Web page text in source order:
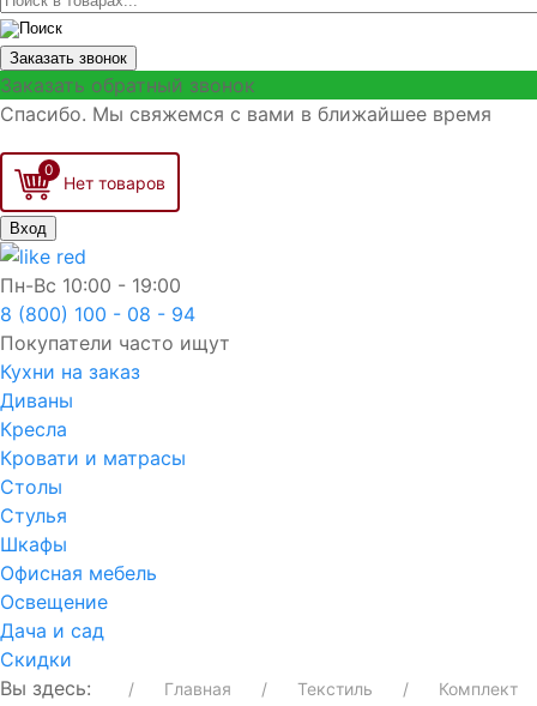
Заказать звонок
Заказать обратный звонок
Спасибо. Мы свяжемся с вами в ближайшее время
0
Вход
Пн-Вс 10:00 - 19:00
8 (800) 100 - 08 - 94
Покупатели часто ищут
Кухни на заказ
Диваны
Кресла
Кровати и матрасы
Столы
Стулья
Шкафы
Офисная мебель
Освещение
Дача и сад
Скидки
Вы здесь:
Главная Текстиль
Комплект